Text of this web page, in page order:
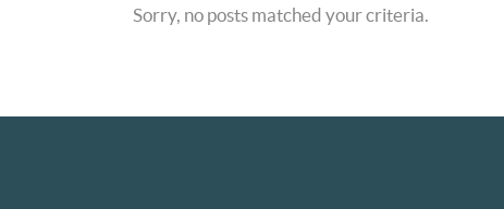
Sorry, no posts matched your criteria.